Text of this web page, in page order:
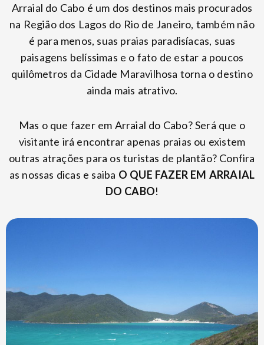
Arraial do Cabo é um dos destinos mais procurados
na Região dos Lagos do Rio de Janeiro, também não
é para menos, suas praias paradisíacas, suas
paisagens belíssimas e o fato de estar a poucos
quilômetros da Cidade Maravilhosa torna o destino
ainda mais atrativo.
Mas o que fazer em Arraial do Cabo? Será que o
visitante irá encontrar apenas praias ou existem
outras atrações para os turistas de plantão? Confira
as nossas dicas e saiba O QUE FAZER EM ARRAIAL
DO CABO!